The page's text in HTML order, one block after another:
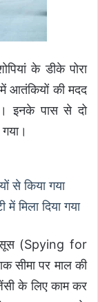
के डीके पोरा
आतंकियों की मदद
इनके पास से दो
से किया गया
मिला दिया गया
(Spying for
सीमा पर माल की
के लिए काम कर